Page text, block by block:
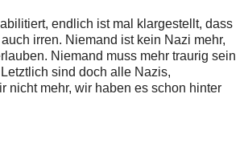
endlich ist mal klargestellt, dass
irren. Niemand ist kein Nazi mehr,
Niemand muss mehr traurig sein
sind doch alle Nazis,
nicht mehr, wir haben es schon hinter